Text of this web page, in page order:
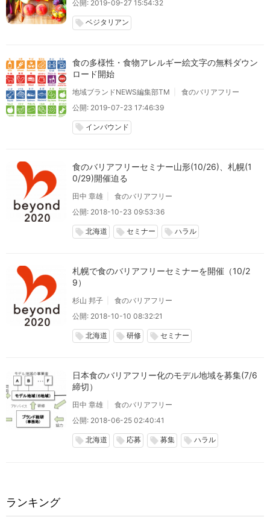
公開: 2019-09-27 15:54:32
local_offer ベジタリアン
食の多様性・食物アレルギー絵文字の無料ダウン
ロード開始
地域ブランドNEWS編集部TM
食のバリアフリー
公開: 2019-07-23 17:46:39
local_offer インバウンド
食のバリアフリーセミナー山形(10/26)、札幌(1
0/29)開催迫る
田中 章雄
食のバリアフリー
公開: 2018-10-23 09:53:36
local_offer 北海道 local_offer セミナー local_offer ハラル
札幌で食のバリアフリーセミナーを開催（10/2
9）
杉山 邦子
食のバリアフリー
公開: 2018-10-10 08:32:21
local_offer 北海道 local_offer 研修 local_offer セミナー
日本食のバリアフリー化のモデル地域を募集(7/6
締切）
田中 章雄
食のバリアフリー
公開: 2018-06-25 02:40:41
local_offer 北海道 local_offer 応募 local_offer 募集 local_offer ハラル
ランキング